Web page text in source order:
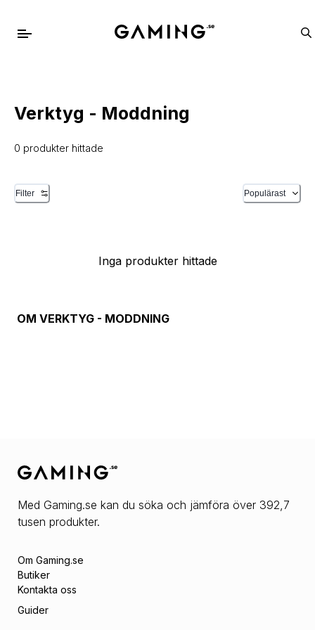
Verktyg - Moddning
0 produkter hittade
Filter Populärast
Inga produkter hittade
OM VERKTYG - MODDNING
Med Gaming.se kan du söka och jämföra över 392,7
tusen produkter.
Om Gaming.se
Butiker
Kontakta oss
Guider